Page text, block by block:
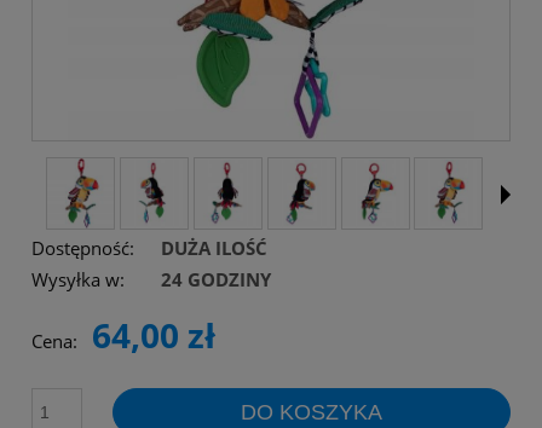
Dostępność:
DUŻA ILOŚĆ
Wysyłka w:
24 GODZINY
Cena: 64,00 zł
DO KOSZYKA